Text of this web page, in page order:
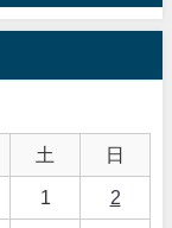
土 日
1 2